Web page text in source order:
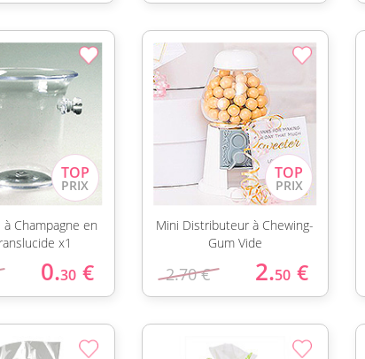
à Champagne en
x1
0.30 €
Mini Distributeur à Chewing-
Gum Vide
2.70 € 2.50 €